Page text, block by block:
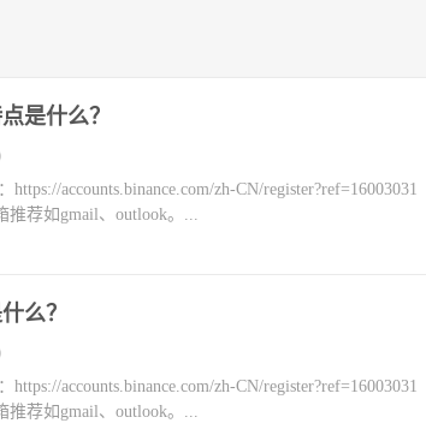
是什么？
accounts.binance.com/zh-CN/
荐如gmail、outlook。...
么？
accounts.binance.com/zh-CN/
荐如gmail、outlook。...